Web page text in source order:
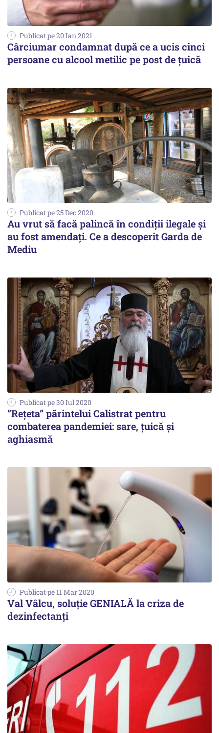
Publicat pe 20 Ian 2021
Cârciumar condamnat după ce a ucis cinci
persoane cu alcool metilic pe post de țuică
Publicat pe 25 Dec 2020
Au vrut să facă palincă în condiții ilegale și
au fost amendați. Ce a descoperit Garda de
Mediu
Publicat pe 30 Iul 2020
”Rețeta” părintelui Calistrat pentru
combaterea pandemiei: sare, țuică și
aghiasmă
Publicat pe 11 Mar 2020
Val Vâlcu, soluție GENIALĂ la criza de
dezinfectanți